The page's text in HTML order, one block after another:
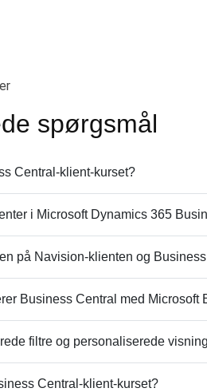
spørgsmål
Central-klient-kurset?
i Microsoft Dynamics 365
på Navision-klienten og
Business Central med Microsoft
filtre og personaliserede
Central-klient-kurset?